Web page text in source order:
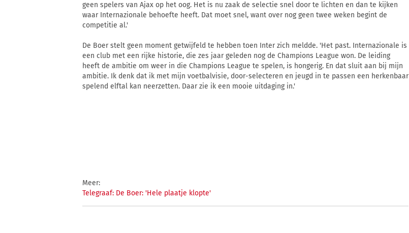
geen spelers van Ajax op het oog. Het is nu zaak de selectie snel door te lichten en dan te kijken
waar Internazionale behoefte heeft. Dat moet snel, want over nog geen twee weken begint de
competitie al.'
De Boer stelt geen moment getwijfeld te hebben toen Inter zich meldde. 'Het past. Internazionale is
een club met een rijke historie, die zes jaar geleden nog de Champions League won. De leiding
heeft de ambitie om weer in die Champions League te spelen, is hongerig. En dat sluit aan bij mijn
ambitie. Ik denk dat ik met mijn voetbalvisie, door-selecteren en jeugd in te passen een herkenbaar
spelend elftal kan neerzetten. Daar zie ik een mooie uitdaging in.'
Meer:
Telegraaf: De Boer: 'Hele plaatje klopte'